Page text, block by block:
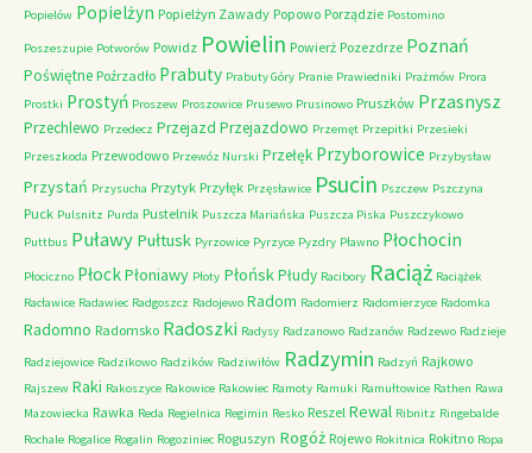
Popielów Popielżyn Popielżyn Zawady Popowo Porządzie Postomino
Poszeszupie Potworów Powidz Powielin Powierż Pozezdrze Poznań
Poświętne Poźrzadło Prabuty Prabuty Góry Pranie Prawiedniki Prażmów Prora
Prostki Prostyń Proszew Proszowice Prusewo Prusinowo Pruszków Przasnysz
Przechlewo Przedecz Przejazd Przejazdowo Przemęt Przepitki Przesieki
Przeszkoda Przewodowo Przewóz Nurski Przełęk Przyborowice Przybysław
Przystań Przysucha Przytyk Przyłęk Przęsławice Psucin Pszczew Pszczyna
Puck Pulsnitz Purda Pustelnik Puszcza Mariańska Puszcza Piska Puszczykowo
Puttbus Puławy Pułtusk Pyrzowice Pyrzyce Pyzdry Pławno Płochocin
Płociczno PłockPłoniawy Płoty PłońskPłudy Racibory Raciąż Raciążek
Racławice Radawiec Radgoszcz Radojewo Radom Radomierz Radomierzyce Radomka
Radomno Radomsko Radoszki Radysy Radzanowo Radzanów Radzewo Radzieje
Radziejowice Radzikowo Radzików Radziwiłów Radzymin Radzyń Rajkowo
Rajszew Raki Rakoszyce Rakowice Rakowiec Ramoty Ramuki Ramułtowice Rathen Rawa
Mazowiecka Rawka Reda Regielnica Regimin Resko Reszel Rewal Ribnitz Ringebalde
Rochale Rogalice Rogalin Rogoziniec Roguszyn Rogóż Rojewo Rokitnica Rokitno Ropa